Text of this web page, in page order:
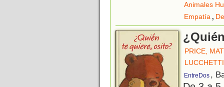
Animales
Empatía,
PRICE,
EntreDos ,